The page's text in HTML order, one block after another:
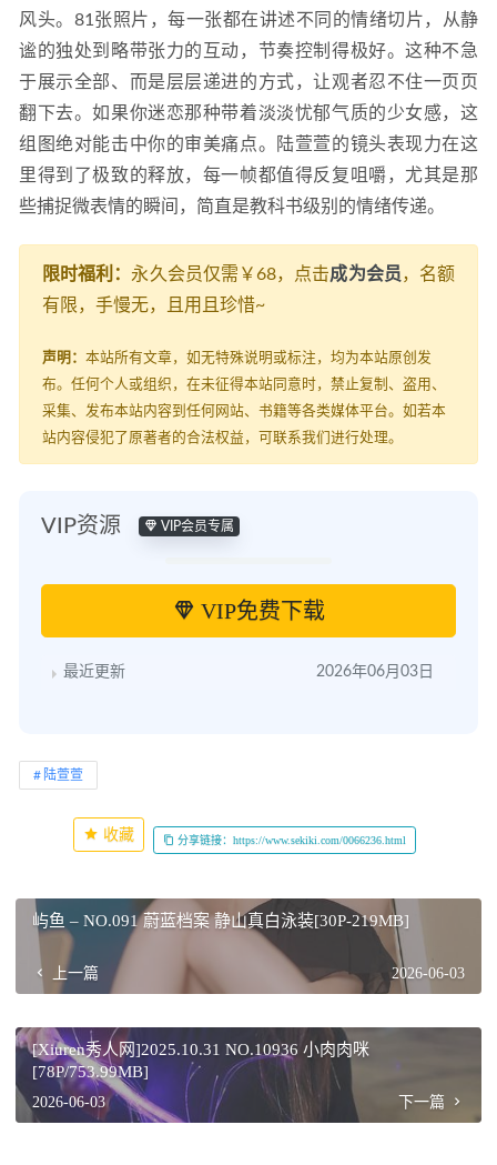
风头。81张照片，每一张都在讲述不同的情绪切片，从静
谧的独处到略带张力的互动，节奏控制得极好。这种不急
于展示全部、而是层层递进的方式，让观者忍不住一页页
翻下去。如果你迷恋那种带着淡淡忧郁气质的少女感，这
组图绝对能击中你的审美痛点。陆萱萱的镜头表现力在这
里得到了极致的释放，每一帧都值得反复咀嚼，尤其是那
些捕捉微表情的瞬间，简直是教科书级别的情绪传递。
限时福利： 永久会员仅需￥68，点击成为会员，名额
有限，手慢无，且用且珍惜~
声明： 本站所有文章，如无特殊说明或标注，均为本站原创发
布。任何个人或组织，在未征得本站同意时，禁止复制、盗用、
采集、发布本站内容到任何网站、书籍等各类媒体平台。如若本
站内容侵犯了原著者的合法权益，可联系我们进行处理。
VIP资源 VIP会员专属
VIP免费下载
最近更新 2026年06月03日
陆萱萱
收藏 分享链接：https://www.sekiki.com/0066236.html
屿鱼 – NO.091 蔚蓝档案 静山真白泳装[30P-219MB]
上一篇 2026-06-03
[Xiuren秀人网]2025.10.31 NO.10936 小肉肉咪
[78P/753.99MB]
2026-06-03 下一篇